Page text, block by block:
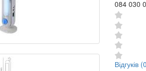
084 030
Відгуків